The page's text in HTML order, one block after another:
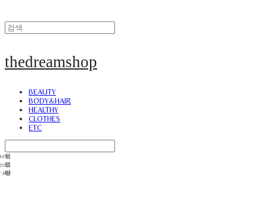
thedreamshop
BEAUTY
BODY&HAIR
HEALTHY
CLOTHES
ETC